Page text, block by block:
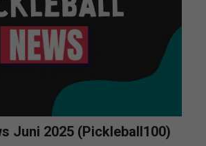
Juni 2025 (Pickleball100)